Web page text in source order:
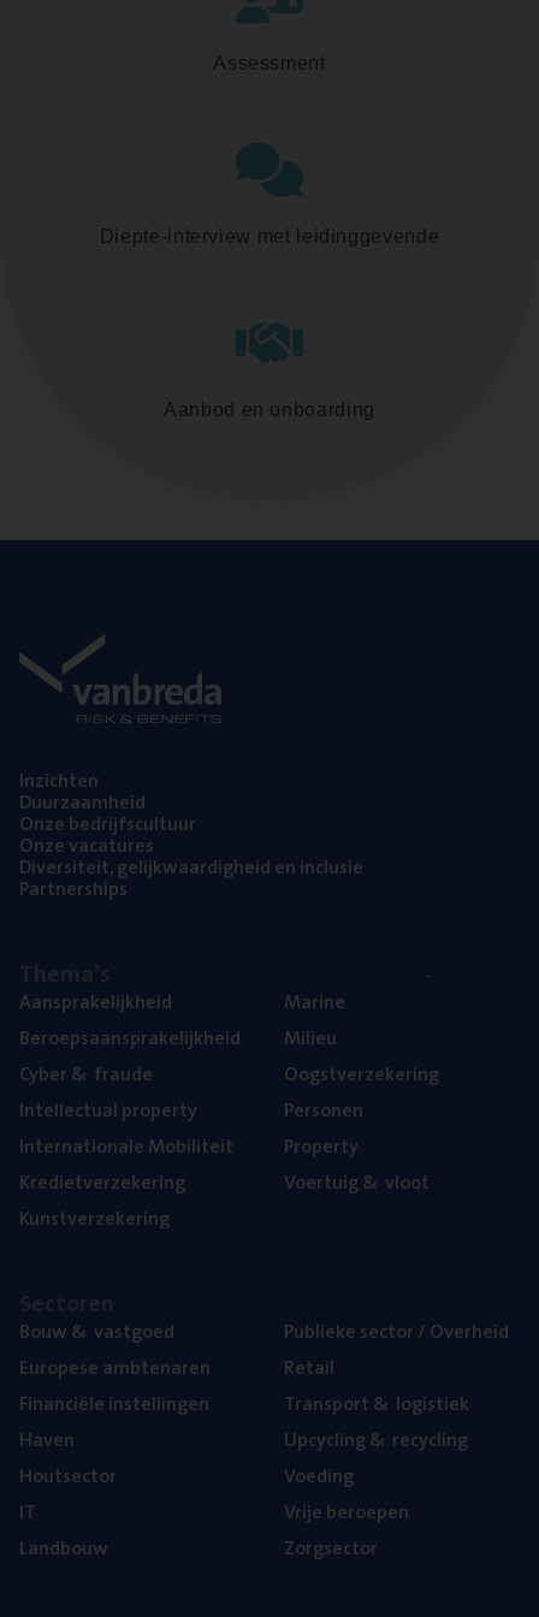
Assessment
Diepte-interview met leidinggevende
Aanbod en onboarding
Inzich­ten
Duur­zaam­heid
Onze bedrijfs­cul­tuur
Onze vaca­tu­res
Diver­si­teit, gelijk­waar­dig­heid en inclusie
Part­ner­ships
Aan­spra­ke­lijk­heid
Beroeps­aan­spra­ke­lijk­heid
Cyber& fraude
Intel­lec­tu­al property
Inter­na­ti­o­na­le Mobiliteit
Kre­diet­ver­ze­ke­ring
Kunst­ver­ze­ke­ring
Mari­ne
Mili­eu
Oogst­ver­ze­ke­ring
Per­so­nen
Pro­per­ty
Voer­tuig& vloot
Bouw& vastgoed
Euro­pe­se ambtenaren
Finan­ci­ë­le instellingen
Haven
Hout­sec­tor
IT
Land­bouw
Publie­ke sec­tor / Overheid
Retail
Trans­port& logistiek
Upcy­cling& recycling
Voe­ding
Vrije beroe­pen
Zorg­sec­tor